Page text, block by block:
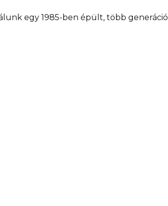
egy 1985-ben épült, több generáció